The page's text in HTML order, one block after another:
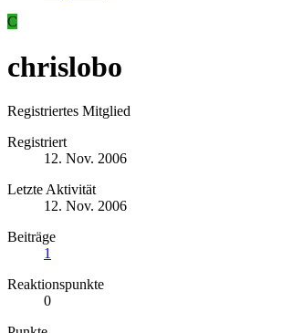
C
chrislobo
Registriertes Mitglied
Registriert
12. Nov. 2006
Letzte Aktivität
12. Nov. 2006
Beiträge
1
Reaktionspunkte
0